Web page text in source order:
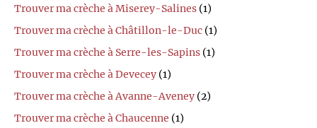
Trouver ma crèche à Miserey-Salines (1)
Trouver ma crèche à Châtillon-le-Duc (1)
Trouver ma crèche à Serre-les-Sapins (1)
Trouver ma crèche à Devecey (1)
Trouver ma crèche à Avanne-Aveney (2)
Trouver ma crèche à Chaucenne (1)